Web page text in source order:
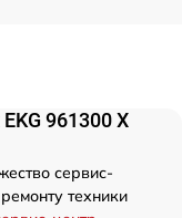
961300 X
сервис-
техники